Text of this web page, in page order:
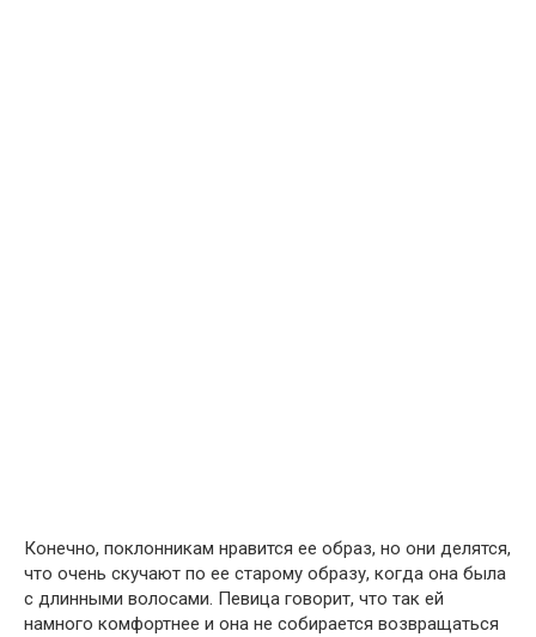
Конечно, поклонникам нравится ее образ, но они делятся,
что очень скучают по ее старому образу, когда она была
с длинными волосами. Певица говорит, что так ей
намного комфортнее и она не собирается возвращаться